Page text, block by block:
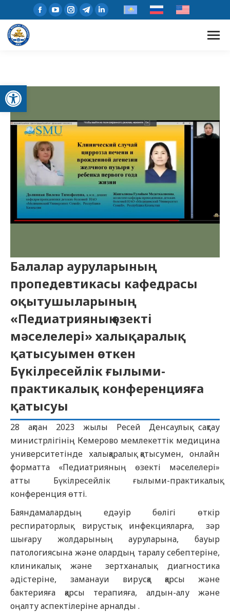
Open toolbar
Балалар ауруларының
пропедевтикасы кафедрасы
оқытушыларының
«Педиатрияның өзекті
мәселелері» халықаралық
қатысуымен өткен
Бүкілресейлік ғылыми-
практикалық конференцияға
қатысуы
28 ақпан 2023 жылы Ресей Денсаулық сақтау
министрлігінің Кемерово мемлекеттік медицина
университетінде халықаралық қатысумен, онлайн
форматта «Педиатрияның өзекті мәселелері»
атты Бүкілресейлік ғылыми-практикалық
конференция өтті.
Баяндамалардың едәуір бөлігі өткір
респираторлық вирустық инфекцияларға, зәр
шығару жолдарының ауруларына, бауыр
патологиясына және олардың таралу себептеріне,
клиникалық және зертханалық диагностика
әдістеріне, заманауи вирусқа қарсы және
бактерияға қарсы терапияға, алдын-алу және
оңалту аспектілеріне арналды .